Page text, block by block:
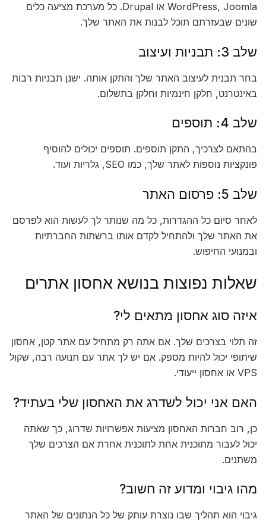
WordPress, Joomla או Drupal. כל מערכת מציעה כלים
שונים שבעזרתם תוכל לבנות את האתר שלך.
שלב 3: תבניות ועיצוב
בחר תבנית לעיצוב האתר שלך והתקן אותה. ישנן תבניות רבות
באינטרנט, חלקן חינמיות וחלקן בתשלום.
שלב 4: תוספים
בהתאם לצרכיך, התקן תוספים. תוספים יכולים להוסיף
פונקציות נוספות לאתר שלך, כמו SEO, גלריות ועוד.
שלב 5: פרסום האתר
לאחר סיום כל ההגדרות, כל מה שנותר לך לעשות הוא לפרסם
את האתר שלך ולהתחיל לקדם אותו ברשתות החברתיות
ובמנועי החיפוש.
שאלות נפוצות בנושא אחסון אתרים
איזה סוג אחסון מתאים לי?
זה תלוי בצרכים שלך. אם אתה רק מתחיל עם אתר קטן, אחסון
שיתופי יכול להיות מספק. אם יש לך אתר עם תנועה רבה, שקול
VPS או אחסון ייעודי.
האם אני יכול לשדרג את האחסון שלי בעתיד?
כן, רוב חברות האחסון מציעות אפשרויות שדרוג, כך שאתה
יכול לעבור מתוכנית אחת לתוכנית אחרת אם הצרכים שלך
משתנים.
מהו גיבוי ומדוע זה חשוב?
גיבוי הוא תהליך שבו נוצרת עותק של כל הנתונים של האתר